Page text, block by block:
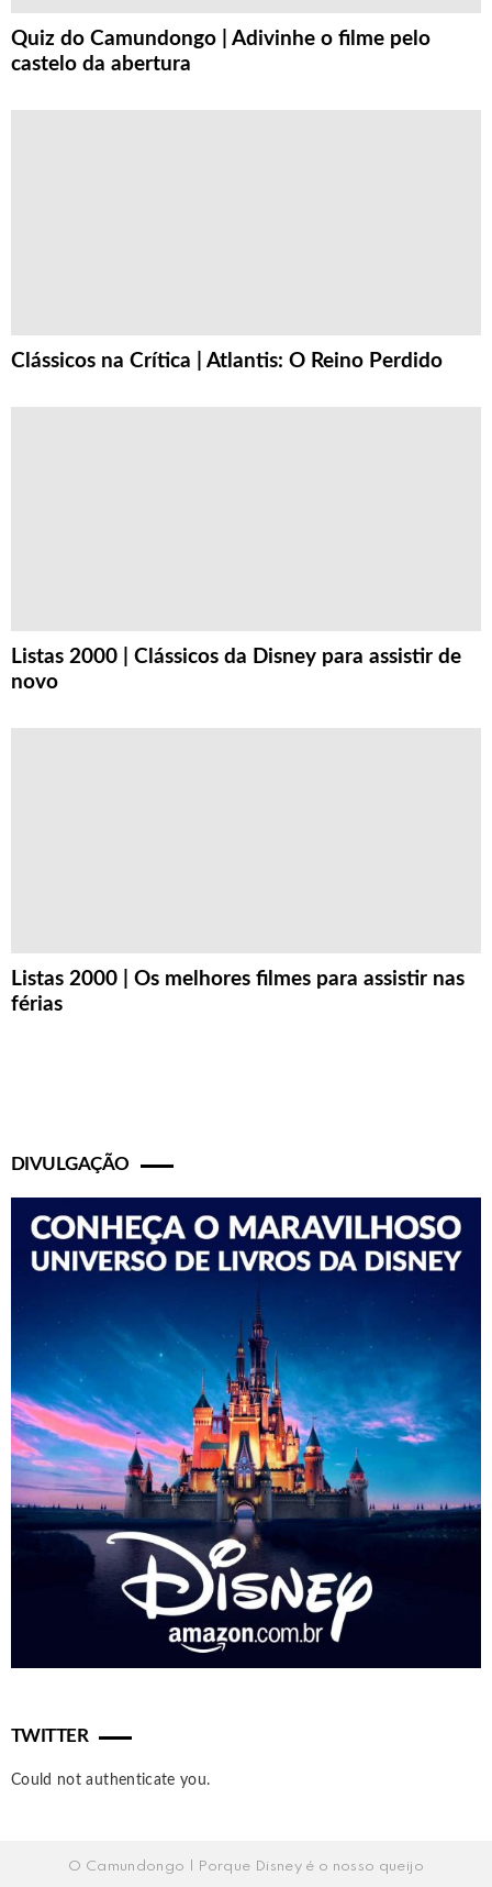
Quiz do Camundongo | Adivinhe o filme pelo
castelo da abertura
Clássicos na Crítica | Atlantis: O Reino Perdido
Listas 2000 | Clássicos da Disney para assistir de
novo
Listas 2000 | Os melhores filmes para assistir nas
férias
DIVULGAÇÃO
TWITTER
Could not authenticate you.
O Camundongo | Porque Disney é o nosso queijo